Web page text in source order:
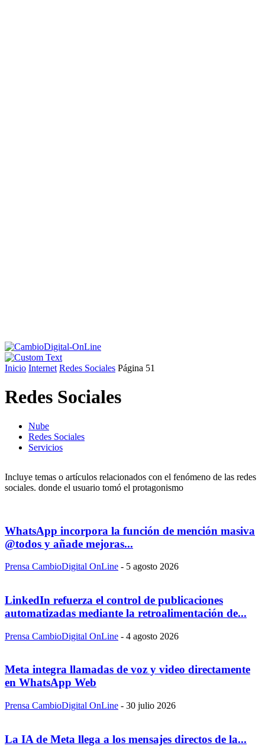
Inicio Internet Redes Sociales Página 51
Redes Sociales
Nube
Redes Sociales
Servicios
Incluye temas o artículos relacionados con el fenómeno de las redes
sociales. donde el usuario tomó el protagonismo
WhatsApp incorpora la función de mención masiva
@todos y añade mejoras...
Prensa CambioDigital OnLine - 5 agosto 2026
LinkedIn refuerza el control de publicaciones
automatizadas mediante la retroalimentación de...
Prensa CambioDigital OnLine - 4 agosto 2026
Meta integra llamadas de voz y video directamente
en WhatsApp Web
Prensa CambioDigital OnLine - 30 julio 2026
La IA de Meta llega a los mensajes directos de la...